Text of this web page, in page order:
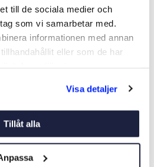
till de sociala medier och
som vi samarbetar med.
informationen med annan
eller som de har
Visa detaljer
Tillåt alla
Se varianter